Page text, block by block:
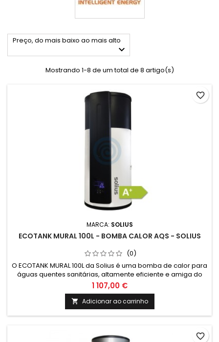
Preço, do mais baixo ao mais alto

Mostrando 1-8 de um total de 8 artigo(s)
MARCA: SOLIUS
ECOTANK MURAL 100L - BOMBA CALOR AQS - SOLIUS
(0)
O ECOTANK MURAL 100L da Solius é uma bomba de calor para
águas quentes sanitárias, altamente eficiente e amiga do
ambiente. Com capacidade de 100 litros e design compacto,
é a solução ideal para quem procura uma forma sustentável
de obter água quente em casa.
1 107,00 €
 Adicionar ao carrinho
favorite_border
favorite_border